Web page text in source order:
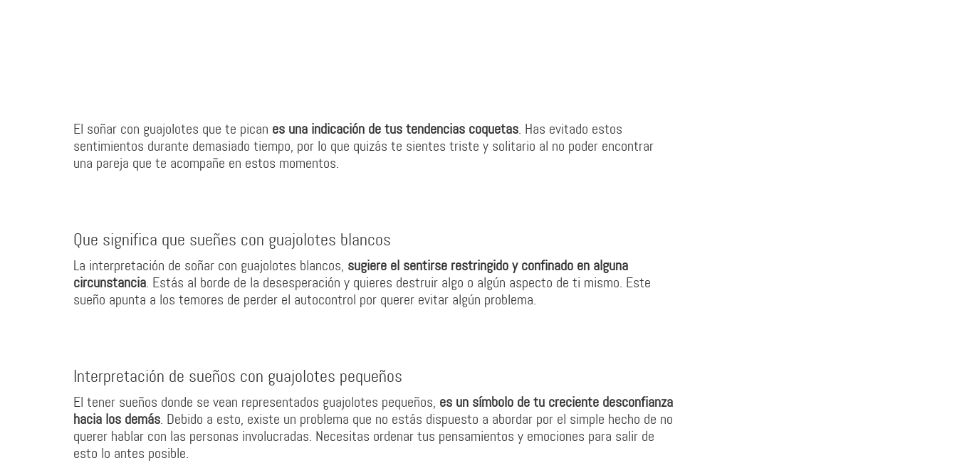
El soñar con guajolotes que te pican es una indicación de tus tendencias coquetas. Has evitado estos
sentimientos durante demasiado tiempo, por lo que quizás te sientes triste y solitario al no poder encontrar
una pareja que te acompañe en estos momentos.
Que significa que sueñes con guajolotes blancos
La interpretación de soñar con guajolotes blancos, sugiere el sentirse restringido y confinado en alguna
circunstancia. Estás al borde de la desesperación y quieres destruir algo o algún aspecto de ti mismo. Este
sueño apunta a los temores de perder el autocontrol por querer evitar algún problema.
Interpretación de sueños con guajolotes pequeños
El tener sueños donde se vean representados guajolotes pequeños, es un símbolo de tu creciente desconfianza
hacia los demás. Debido a esto, existe un problema que no estás dispuesto a abordar por el simple hecho de no
querer hablar con las personas involucradas. Necesitas ordenar tus pensamientos y emociones para salir de
esto lo antes posible.